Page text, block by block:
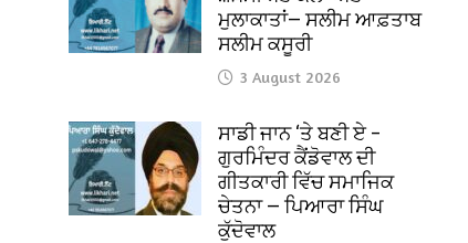
ਮੁਲਾਕਾਤਾਂ— ਸਲੀਮ ਆਫ਼ਤਾਬ
ਸਲੀਮ ਕਸੂਰੀ
3 August 2026
ਸਾਡੀ ਜਾਨ ‘ਤੇ ਬਣੀ ਏ –
ਗੁਰਮਿੰਦਰ ਕੈਂਡੋਵਾਲ ਦੀ
ਗੀਤਕਾਰੀ ਵਿੱਚ ਸਮਾਜਿਕ
ਚੇਤਨਾ — ਪਿਆਰਾ ਸਿੰਘ
ਕੁੱਦੋਵਾਲ